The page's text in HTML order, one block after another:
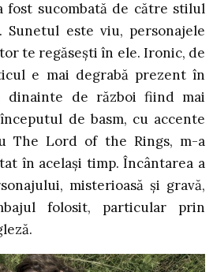
fost sucombată de către stilul
Sunetul este viu, personajele
te regăsești în ele. Ironic, de
e mai degrabă prezent în
dinainte de război fiind mai
de basm, cu accente
The Lord of the Rings, m-a
în același timp. Încântarea a
misterioasă și gravă,
folosit, particular prin